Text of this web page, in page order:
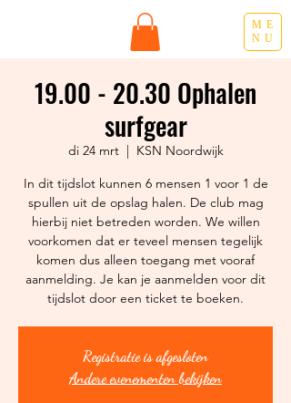
ME
NU
19.00 - 20.30 Ophalen
surfgear
di 24 mrt
  |
KSN Noordwijk
In dit tijdslot kunnen 6 mensen 1 voor 1 de
spullen uit de opslag halen. De club mag
hierbij niet betreden worden. We willen
voorkomen dat er teveel mensen tegelijk
komen dus alleen toegang met vooraf
aanmelding. Je kan je aanmelden voor dit
Registratie is afgesloten
Andere evenementen bekijken